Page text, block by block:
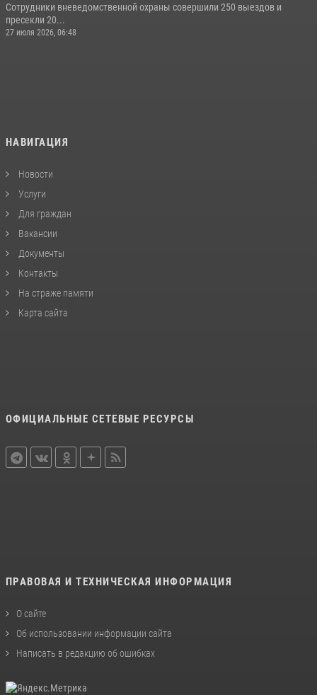
Сотрудники вневедомственной охраны совершили 250 выездов и
пресекли 20...
27 июля 2026, 06:48
НАВИГАЦИЯ
Новости
Услуги
Для граждан
Вакансии
Документы
Контакты
На страже памяти
Карта сайта
ОФИЦИАЛЬНЫЕ СЕТЕВЫЕ РЕСУРСЫ
ПРАВОВАЯ И ТЕХНИЧЕСКАЯ ИНФОРМАЦИЯ
О сайте
Об использовании информации сайта
Написать в редакцию об ошибках